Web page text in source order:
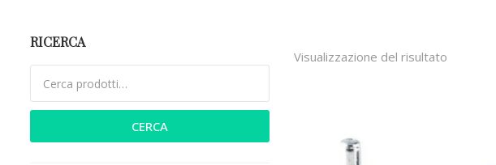
RICERCA
CERCA
Visualizzazione del risultato